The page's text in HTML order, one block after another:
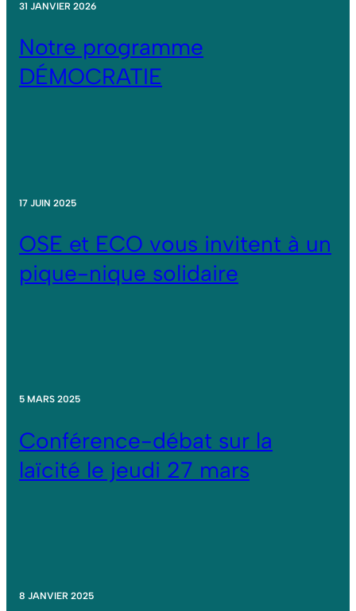
31 JANVIER 2026
Notre programme
DÉMOCRATIE
17 JUIN 2025
OSE et ECO vous invitent à un
pique-nique solidaire
5 MARS 2025
Conférence-débat sur la
laïcité le jeudi 27 mars
8 JANVIER 2025